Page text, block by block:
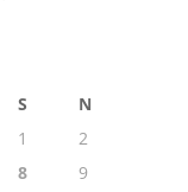
S
N
1
2
8 9